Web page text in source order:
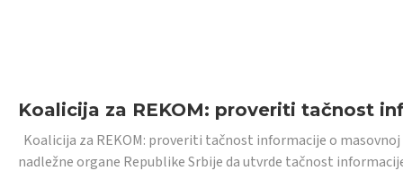
Koalicija za REKOM: proveriti tačnost
Koalicija za REKOM: proveriti tačnost informacije o
nadležne organe Republike Srbije da utvrde tačnost